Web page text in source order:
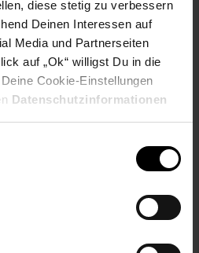
diese stetig zu verbessern
Deinen Interessen auf
Media und Partnerseiten
auf „Ok“ willigst Du in die
Cookie-Einstellungen
Datenschutzinformationen